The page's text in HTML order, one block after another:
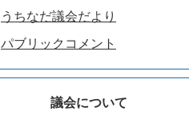
うちなだ議会だより
パブリックコメント
議会について